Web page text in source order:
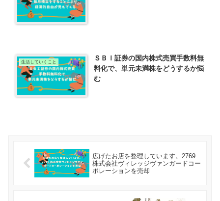
生活していくこと
ＳＢＩ証券の国内株式売買手数料無
料化で、単元未満株をどうするか悩
む
広げたお店を整理しています。2769
株式会社ヴィレッジヴァンガードコー
ポレーションを売却